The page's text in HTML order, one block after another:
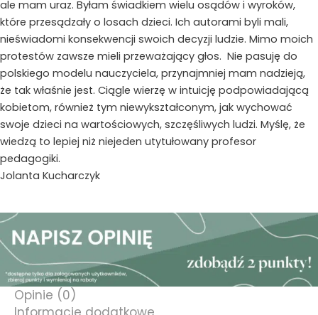
ale mam uraz. Byłam świadkiem wielu osądów i wyroków,
które przesądzały o losach dzieci. Ich autorami byli mali,
nieświadomi konsekwencji swoich decyzji ludzie. Mimo moich
protestów zawsze mieli przeważający głos. Nie pasuję do
polskiego modelu nauczyciela, przynajmniej mam nadzieją,
że tak właśnie jest. Ciągle wierzę w intuicję podpowiadającą
kobietom, również tym niewykształconym, jak wychować
swoje dzieci na wartościowych, szczęśliwych ludzi. Myślę, że
wiedzą to lepiej niż niejeden utytułowany profesor
pedagogiki.
Jolanta Kucharczyk
Opinie (0)